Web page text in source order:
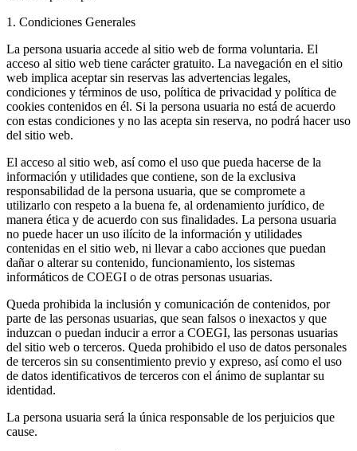
1. Condiciones Generales
La persona usuaria accede al sitio web de forma voluntaria. El
acceso al sitio web tiene carácter gratuito. La navegación en el sitio
web implica aceptar sin reservas las advertencias legales,
condiciones y términos de uso, política de privacidad y política de
cookies contenidos en él. Si la persona usuaria no está de acuerdo
con estas condiciones y no las acepta sin reserva, no podrá hacer uso
del sitio web.
El acceso al sitio web, así como el uso que pueda hacerse de la
información y utilidades que contiene, son de la exclusiva
responsabilidad de la persona usuaria, que se compromete a
utilizarlo con respeto a la buena fe, al ordenamiento jurídico, de
manera ética y de acuerdo con sus finalidades. La persona usuaria
no puede hacer un uso ilícito de la información y utilidades
contenidas en el sitio web, ni llevar a cabo acciones que puedan
dañar o alterar su contenido, funcionamiento, los sistemas
informáticos de COEGI o de otras personas usuarias.
Queda prohibida la inclusión y comunicación de contenidos, por
parte de las personas usuarias, que sean falsos o inexactos y que
induzcan o puedan inducir a error a COEGI, las personas usuarias
del sitio web o terceros. Queda prohibido el uso de datos personales
de terceros sin su consentimiento previo y expreso, así como el uso
de datos identificativos de terceros con el ánimo de suplantar su
identidad.
La persona usuaria será la única responsable de los perjuicios que
cause.